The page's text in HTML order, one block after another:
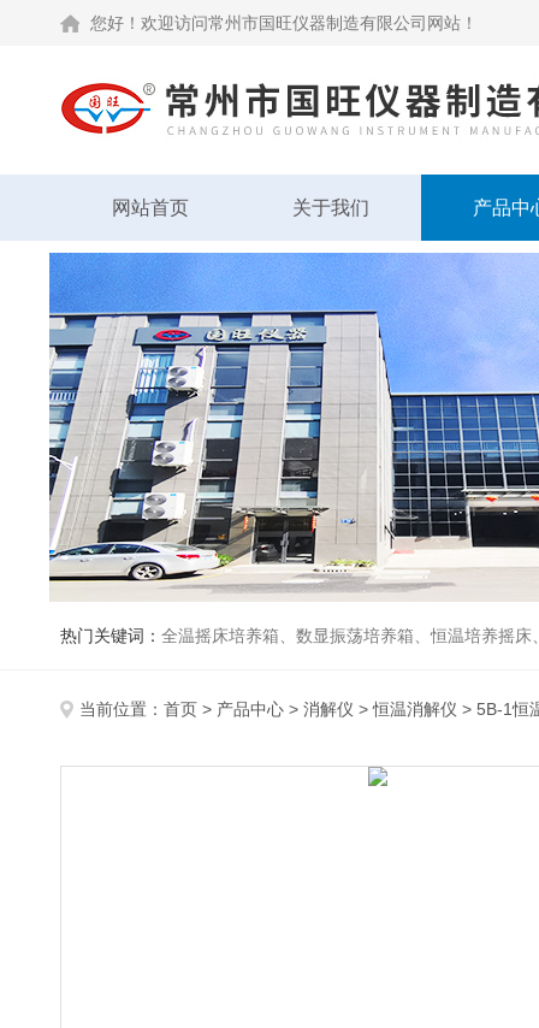
您好！欢迎访问常州市国旺仪器制造有限公司网站！
网站首页 关于我们 产品中
热门关键词： 全温摇床培养箱、数显振荡培养箱、恒温培养摇
当前位置： 首页 > 产品中心 > 消解仪 >恒温消解仪 > 5B-1恒